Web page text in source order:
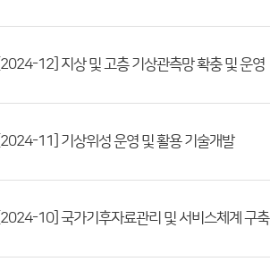
[2024-12] 지상 및 고층 기상관측망 확충 및 운영
[2024-11] 기상위성 운영 및 활용 기술개발
[2024-10] 국가기후자료관리 및 서비스체계 구축